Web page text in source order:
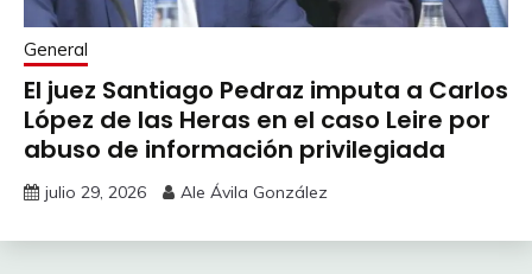
General
El juez Santiago Pedraz imputa a Carlos
López de las Heras en el caso Leire por
abuso de información privilegiada
julio 29, 2026 Ale Ávila González